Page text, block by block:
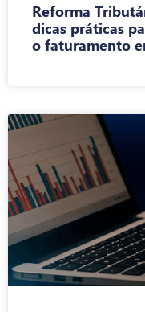
Reforma
dicas práticas
o faturamento